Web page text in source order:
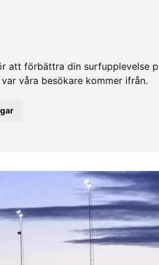
att förbättra din surfupplevelse
våra besökare kommer ifrån.